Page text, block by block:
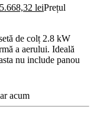
5.668,32 leiPrețul
de colț 2.8 kW
a aerului. Ideală
nu include panou
acum